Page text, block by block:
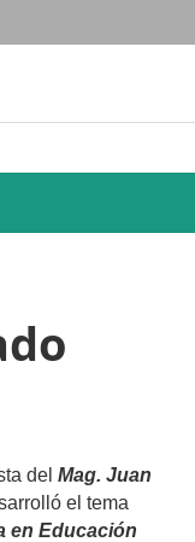
Pontificia
del Mag. Juan
el tema
en Educación